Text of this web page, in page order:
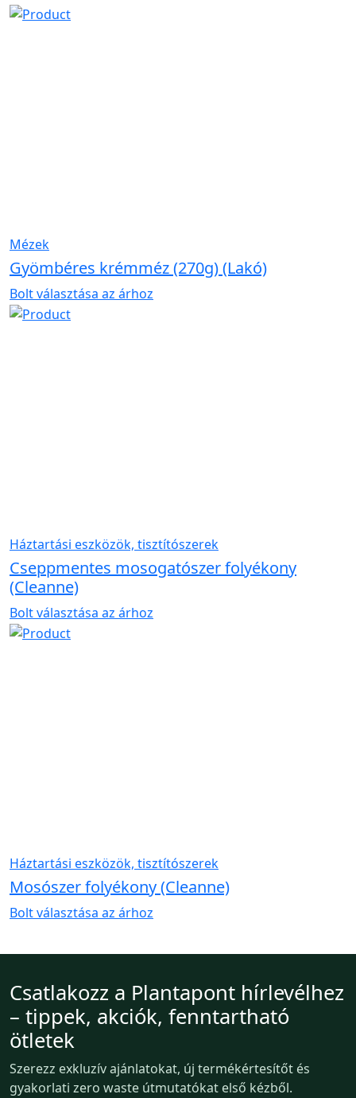
Mézek
Gyömbéres krémméz (270g) (Lakó)
Bolt választása az árhoz
Háztartási eszközök, tisztítószerek
Cseppmentes mosogatószer folyékony
(Cleanne)
Bolt választása az árhoz
Háztartási eszközök, tisztítószerek
Mosószer folyékony (Cleanne)
Bolt választása az árhoz
Csatlakozz a Plantapont hírlevélhez
– tippek, akciók, fenntartható
ötletek
Szerezz exkluzív ajánlatokat, új termékértesítőt és
gyakorlati zero waste útmutatókat első kézből.